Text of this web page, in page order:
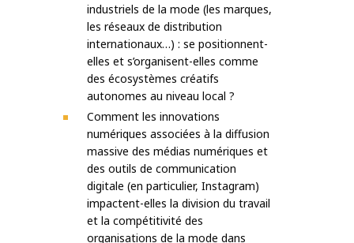
industriels de la mode (les marques,
les réseaux de distribution
internationaux…) : se positionnent-
elles et s’organisent-elles comme
des écosystèmes créatifs
autonomes au niveau local ?
Comment les innovations
numériques associées à la diffusion
massive des médias numériques et
des outils de communication
digitale (en particulier, Instagram)
impactent-elles la division du travail
et la compétitivité des
organisations de la mode dans